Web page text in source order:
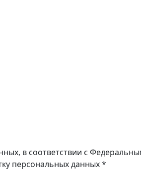
в соответствии с
персональных данных*